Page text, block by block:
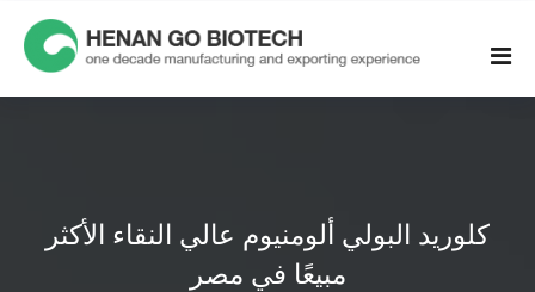
content
كلوريد البولي ألومنيوم عالي النقاء الأكثر
مبيعًا في مصر